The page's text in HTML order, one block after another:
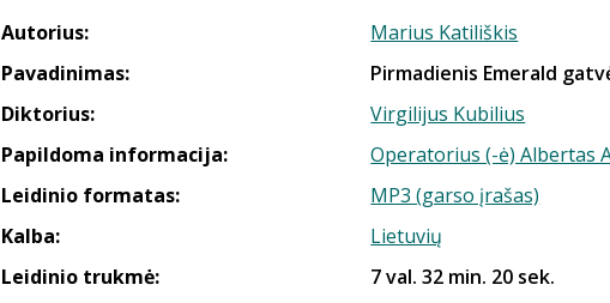
Autorius:
Marius Katiliškis
Pavadinimas:
Pirmadienis Emerald
Diktorius:
Virgilijus Kubilius
Papildoma informacija:
Operatorius (-ė) Albertas
Leidinio formatas:
MP3 (garso įrašas)
Kalba:
Lietuvių
Leidinio trukmė:
7 val. 32 min. 20 sek.